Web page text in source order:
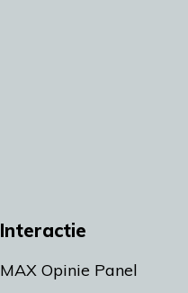
Interactie
MAX Opinie Panel